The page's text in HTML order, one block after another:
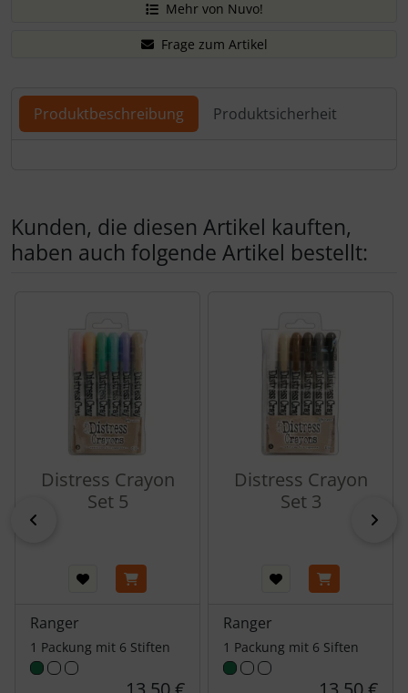
Mehr von Nuvo!
Frage zum Artikel
Produktbeschreibung Produktsicherheit
Kunden, die diesen Artikel kauften,
haben auch folgende Artikel bestellt:
Distress Crayon
Set 5
Ranger
1 Packung mit 6 Stiften
Distress Crayon
Set 3
Ranger
1 Packung mit 6 Siften